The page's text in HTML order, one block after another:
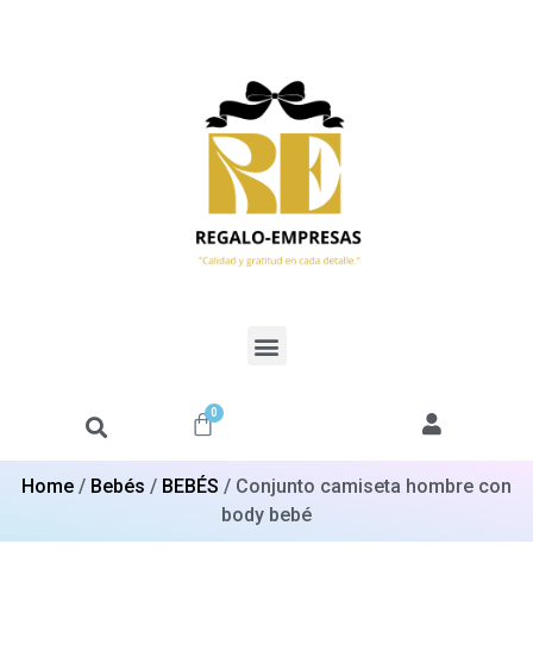
0
Home / Bebés / BEBÉS / Conjunto camiseta hombre con
body bebé